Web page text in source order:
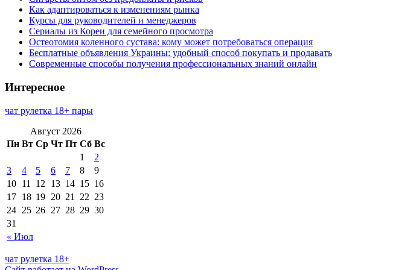
Как адаптироваться к изменениям рынка
Курсы для руководителей и менеджеров
Сериалы из Кореи для семейного просмотра
Остеотомия коленного сустава: кому может потребоваться операция
Бесплатные объявления Украины: удобный способ покупать и продавать
Современные способы получения профессиональных знаний онлайн
Интересное
чат рулетка 18+ пары
Август 2026
Пн Вт Ср Чт Пт Сб Вс
« Июл
1
2
3
4 5 6 7 8
9
10 11 12 13 14 15 16
17 18 19 20 21 22 23
24 25 26 27 28 29 30
31
чат рулетка 18+